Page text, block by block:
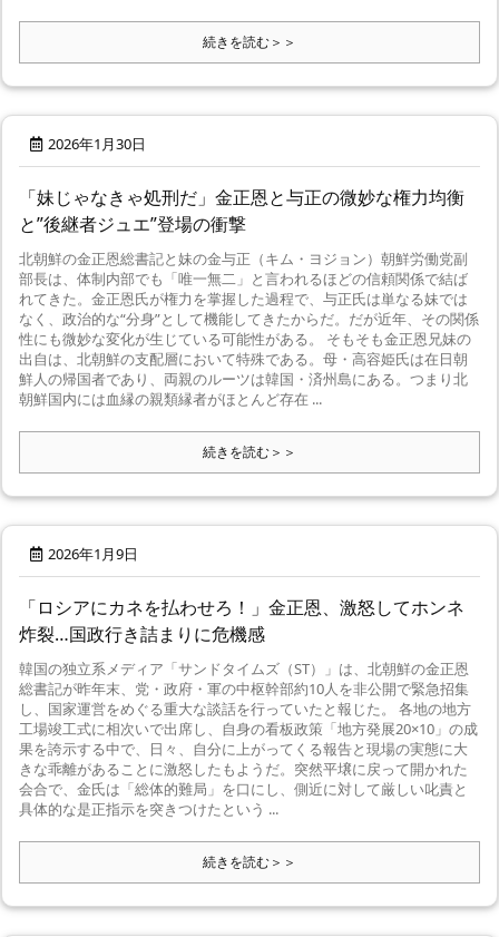
続きを読む＞＞
2026年1月30日
「妹じゃなきゃ処刑だ」金正恩と与正の微妙な権力均衡
と”後継者ジュエ”登場の衝撃
北朝鮮の金正恩総書記と妹の金与正（キム・ヨジョン）朝鮮労働党副
部長は、体制内部でも「唯一無二」と言われるほどの信頼関係で結ば
れてきた。金正恩氏が権力を掌握した過程で、与正氏は単なる妹では
なく、政治的な“分身”として機能してきたからだ。だが近年、その関係
性にも微妙な変化が生じている可能性がある。 そもそも金正恩兄妹の
出自は、北朝鮮の支配層において特殊である。母・高容姫氏は在日朝
鮮人の帰国者であり、両親のルーツは韓国・済州島にある。つまり北
朝鮮国内には血縁の親類縁者がほとんど存在 ...
続きを読む＞＞
2026年1月9日
「ロシアにカネを払わせろ！」金正恩、激怒してホンネ
炸裂…国政行き詰まりに危機感
韓国の独立系メディア「サンドタイムズ（ST）」は、北朝鮮の金正恩
総書記が昨年末、党・政府・軍の中枢幹部約10人を非公開で緊急招集
し、国家運営をめぐる重大な談話を行っていたと報じた。 各地の地方
工場竣工式に相次いで出席し、自身の看板政策「地方発展20×10」の成
果を誇示する中で、日々、自分に上がってくる報告と現場の実態に大
きな乖離があることに激怒したもようだ。突然平壌に戻って開かれた
会合で、金氏は「総体的難局」を口にし、側近に対して厳しい叱責と
具体的な是正指示を突きつけたという ...
続きを読む＞＞